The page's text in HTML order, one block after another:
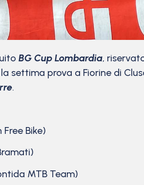
BG Cup Lombardia,
settima prova a Fiorine di
.
Bike)
MTB Team)